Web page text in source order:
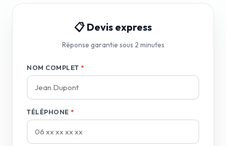
📋 Devis express
Réponse garantie sous 2 minutes
NOM COMPLET *
TÉLÉPHONE *